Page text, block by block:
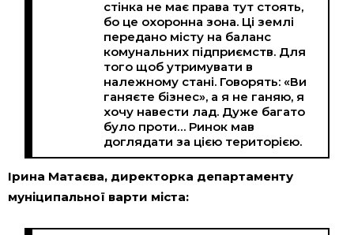
стінка не має права тут стоять,
бо це охоронна зона. Ці землі
передано місту на баланс
комунальних підприємств. Для
того щоб утримувати в
належному стані. Говорять: «Ви
ганяєте бізнес», а я не ганяю, я
хочу навести лад. Дуже багато
було проти… Ринок мав
доглядати за цією територією.
Ірина Матаєва, директорка департаменту
муніципальної варти міста: